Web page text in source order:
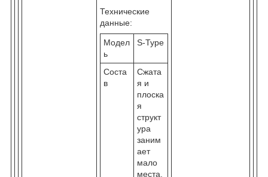
Технические
данные:
Модел
ь
S-Type
Соста
в
Сжата
я и
плоска
я
структ
ура
заним
ает
мало
места.